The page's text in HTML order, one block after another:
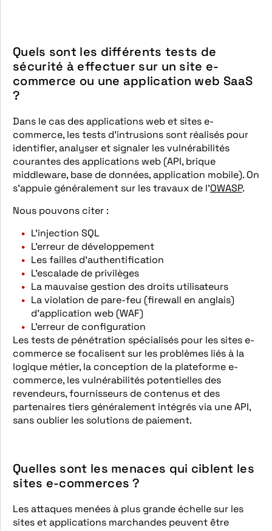
Quels sont les différents tests de
sécurité à effectuer sur un site e-
commerce ou une application web SaaS
?
Dans le cas des applications web et sites e-
commerce, les tests d’intrusions sont réalisés pour
identifier, analyser et signaler les vulnérabilités
courantes des applications web (API, brique
middleware, base de données, application mobile). On
s’appuie généralement sur les travaux de l’OWASP.
Nous pouvons citer :
L’injection SQL
L’erreur de développement
Les failles d’authentification
L’escalade de privilèges
La mauvaise gestion des droits utilisateurs
La violation de pare-feu (firewall en anglais)
d’application web (WAF)
L’erreur de configuration
Les tests de pénétration spécialisés pour les sites e-
commerce se focalisent sur les problèmes liés à la
logique métier, la conception de la plateforme e-
commerce, les vulnérabilités potentielles des
revendeurs, fournisseurs de contenus et des
partenaires tiers généralement intégrés via une API,
sans oublier les solutions de paiement.
Quelles sont les menaces qui ciblent les
sites e-commerces ?
Les attaques menées à plus grande échelle sur les
sites et applications marchandes peuvent être